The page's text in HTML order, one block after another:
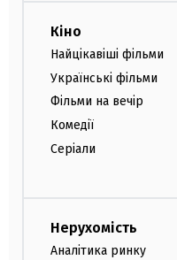
Кіно
Найцікавіші фільми
Українські фільми
Фільми на вечір
Комедії
Серіали
Нерухомість
Аналітика ринку